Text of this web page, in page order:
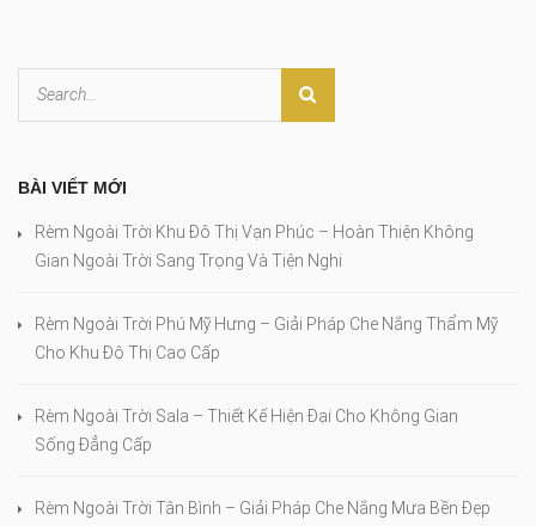
BÀI VIẾT MỚI
Rèm Ngoài Trời Khu Đô Thị Vạn Phúc – Hoàn Thiện Không
Gian Ngoài Trời Sang Trọng Và Tiện Nghi
Rèm Ngoài Trời Phú Mỹ Hưng – Giải Pháp Che Nắng Thẩm Mỹ
Cho Khu Đô Thị Cao Cấp
Rèm Ngoài Trời Sala – Thiết Kế Hiện Đại Cho Không Gian
Sống Đẳng Cấp
Rèm Ngoài Trời Tân Bình – Giải Pháp Che Nắng Mưa Bền Đẹp